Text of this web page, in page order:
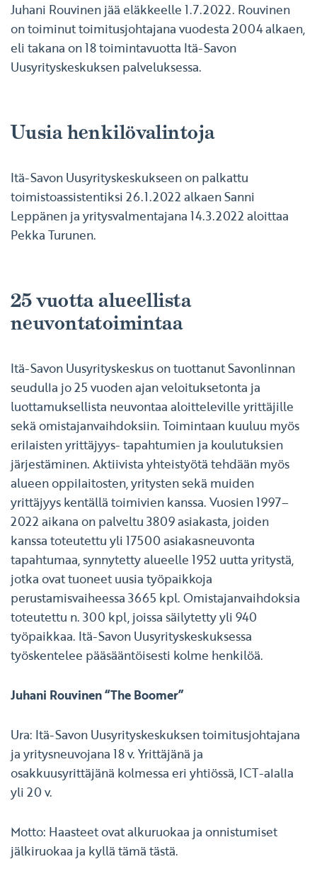
Juhani Rouvinen jää eläkkeelle 1.7.2022. Rouvinen
on toiminut toimitusjohtajana vuodesta 2004 alkaen,
eli takana on 18 toimintavuotta Itä-Savon
Uusyrityskeskuksen palveluksessa.
Uusia henkilövalintoja
Itä-Savon Uusyrityskeskukseen on palkattu
toimistoassistentiksi 26.1.2022 alkaen Sanni
Leppänen ja yritysvalmentajana 14.3.2022 aloittaa
Pekka Turunen.
25 vuotta alueellista
neuvontatoimintaa
Itä-Savon Uusyrityskeskus on tuottanut Savonlinnan
seudulla jo 25 vuoden ajan veloituksetonta ja
luottamuksellista neuvontaa aloitteleville yrittäjille
sekä omistajanvaihdoksiin. Toimintaan kuuluu myös
erilaisten yrittäjyys- tapahtumien ja koulutuksien
järjestäminen. Aktiivista yhteistyötä tehdään myös
alueen oppilaitosten, yritysten sekä muiden
yrittäjyys kentällä toimivien kanssa. Vuosien 1997–
2022 aikana on palveltu 3809 asiakasta, joiden
kanssa toteutettu yli 17500 asiakasneuvonta
tapahtumaa, synnytetty alueelle 1952 uutta yritystä,
jotka ovat tuoneet uusia työpaikkoja
perustamisvaiheessa 3665 kpl. Omistajanvaihdoksia
toteutettu n. 300 kpl, joissa säilytetty yli 940
työpaikkaa. Itä-Savon Uusyrityskeskuksessa
työskentelee pääsääntöisesti kolme henkilöä.
Juhani Rouvinen “The Boomer”
Ura: Itä-Savon Uusyrityskeskuksen toimitusjohtajana
ja yritysneuvojana 18 v. Yrittäjänä ja
osakkuusyrittäjänä kolmessa eri yhtiössä, ICT-alalla
yli 20 v.
Motto: Haasteet ovat alkuruokaa ja onnistumiset
jälkiruokaa ja kyllä tämä tästä.